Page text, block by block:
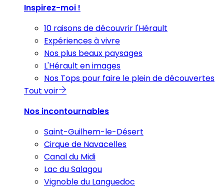
Inspirez-moi !
10 raisons de découvrir l'Hérault
Expériences à vivre
Nos plus beaux paysages
L'Hérault en images
Nos Tops pour faire le plein de découvertes
Tout voir
Nos incontournables
Saint-Guilhem-le-Désert
Cirque de Navacelles
Canal du Midi
Lac du Salagou
Vignoble du Languedoc